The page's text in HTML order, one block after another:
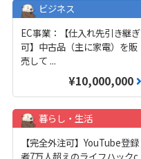
ビジネス
EC事業：【仕入れ先引き継ぎ
可】中古品（主に家電）を販
売して ...
¥10,000,000
暮らし・生活
【完全外注可】YouTube登録
者7万人超えのライフハックc